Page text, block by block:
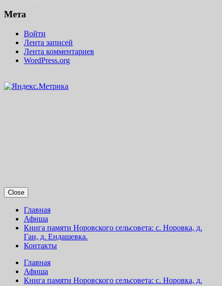
Мета
Войти
Лента записей
Лента комментариев
WordPress.org
Close
Главная
Афиша
Книга памяти Норовского сельсовета: с. Норовка, д.
Гаи, д. Ендашевка.
Контакты
Главная
Афиша
Книга памяти Норовского сельсовета: с. Норовка, д.